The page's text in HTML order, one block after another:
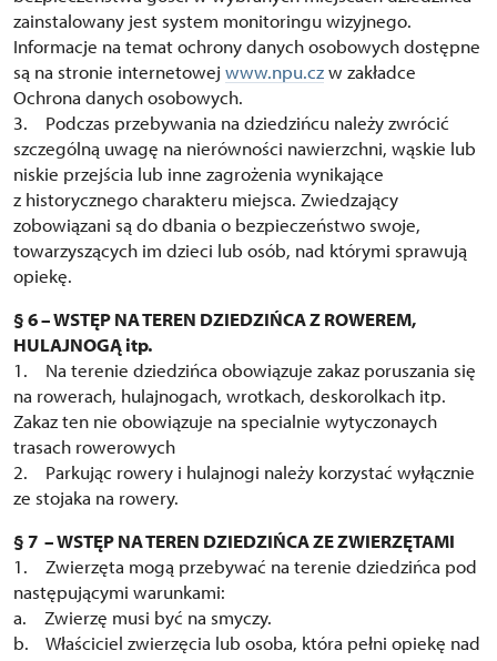
zainstalowany jest system monitoringu wizyjnego.
Informacje na temat ochrony danych osobowych dostępne
są na stronie internetowej www.npu.czw zakładce
Ochrona danych osobowych.
3. Podczas przebywania na dziedzińcu należy zwrócić
szczególną uwagę na nierówności nawierzchni, wąskie lub
niskie przejścia lub inne zagrożenia wynikające
z historycznego charakteru miejsca. Zwiedzający
zobowiązani są do dbania o bezpieczeństwo swoje,
towarzyszących im dzieci lub osób, nad którymi sprawują
opiekę.
§ 6 – WSTĘP NA TEREN DZIEDZIŃCA Z ROWEREM,
HULAJNOGĄ itp.
1. Na terenie dziedzińca obowiązuje zakaz poruszania się
na rowerach, hulajnogach, wrotkach, deskorolkach itp.
Zakaz ten nie obowiązuje na specialnie wytyczonaych
trasach rowerowych
2. Parkując rowery i hulajnogi należy korzystać wyłącznie
ze stojaka na rowery.
§ 7 – WSTĘP NA TEREN DZIEDZIŃCA ZE ZWIERZĘTAMI
1. Zwierzęta mogą przebywać na terenie dziedzińca pod
następującymi warunkami:
a. Zwierzę musi być na smyczy.
b. Właściciel zwierzęcia lub osoba, która pełni opiekę nad